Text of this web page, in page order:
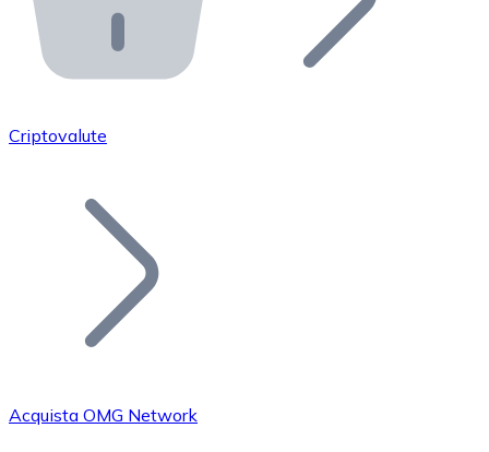
API Bitnovo
Integra la nostra API nel tuo ecosistema.
Unisciti alla nostra rete di rivenditori e
Aggiungi il token del tuo progetto al nostro servizio di
Criptovalute
Acquista OMG Network